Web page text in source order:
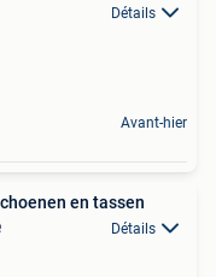
Détails
Avant-hier
en tassen
Détails